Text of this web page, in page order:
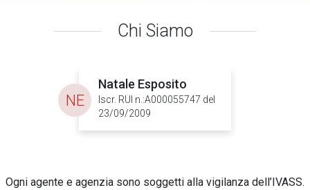
Chi Siamo
Natale Esposito
Iscr. RUI n.:A000055747 del
23/09/2009
NE
Ogni agente e agenzia sono soggetti alla vigilanza dell’IVASS.